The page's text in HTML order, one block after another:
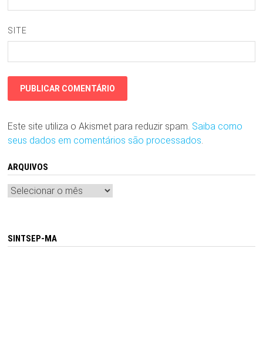
SITE
Este site utiliza o Akismet para reduzir spam. Saiba como
seus dados em comentários são processados
ARQUIVOS
Arquivos
SINTSEP-MA